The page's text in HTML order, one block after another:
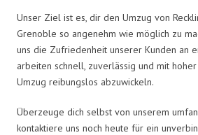
Unser Ziel ist es, dir den Umzug von
Grenoble so angenehm wie möglich zu
uns die Zufriedenheit unserer Kunden an
arbeiten schnell, zuverlässig und mit
Umzug reibungslos abzuwickeln.
Überzeuge dich selbst von unserem
kontaktiere uns noch heute für ein